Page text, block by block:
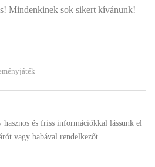
Mindenkinek sok sikert kívánunk!
hasznos és friss információkkal lássunk el
vagy babával rendelkezőt...